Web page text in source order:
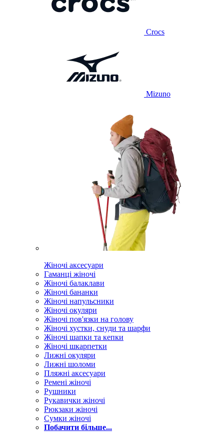
Crocs
Mizuno
Жіночі аксесуари
Гаманці жіночі
Жіночі балаклави
Жіночі бананки
Жіночі напульсники
Жіночі окуляри
Жіночі пов'язки на голову
Жіночі хустки, снуди та шарфи
Жіночі шапки та кепки
Жіночі шкарпетки
Лижні окуляри
Лижні шоломи
Пляжні аксесуари
Ремені жіночі
Рушники
Рукавички жіночі
Рюкзаки жіночі
Сумки жіночі
Побачити більше...